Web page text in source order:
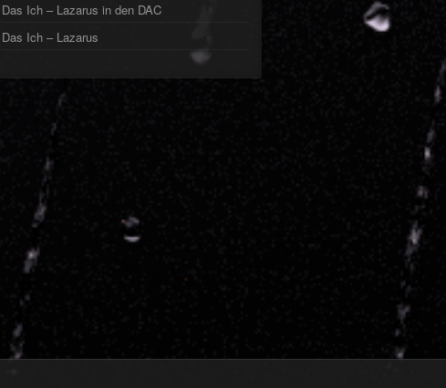
Das Ich – Lazarus in den DAC
Das Ich – Lazarus